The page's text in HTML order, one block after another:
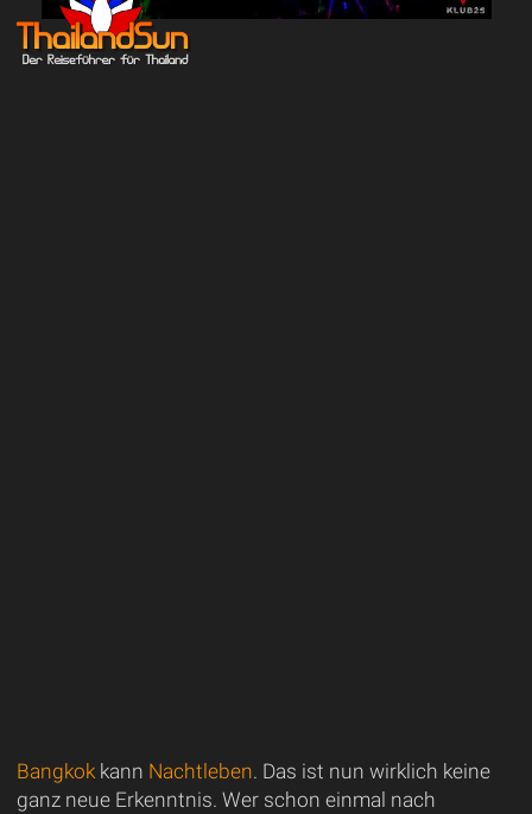
Bangkokkann Nachtleben. Das ist nun wirklich keine
ganz neue Erkenntnis. Wer schon einmal nach